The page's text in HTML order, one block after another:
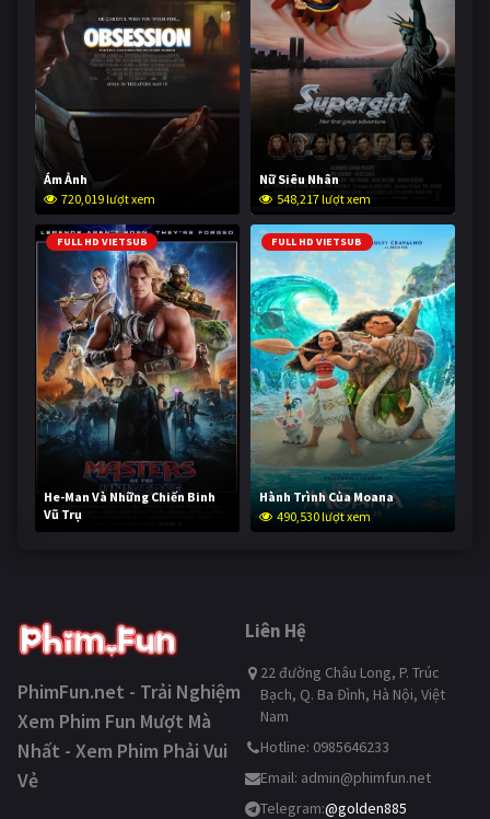
Ám Ảnh
720,019 lượt xem
Nữ Siêu Nhân
548,217 lượt xem
FULL HD VIETSUB
He-Man Và Những Chiến Binh
Vũ Trụ
239,247 lượt xem
FULL HD VIETSUB
Hành Trình Của Moana
490,530 lượt xem
PhimFun.net - Trải Nghiệm
Xem Phim Fun Mượt Mà
Nhất - Xem Phim Phải Vui
Vẻ
Liên Hệ
22 đường Châu Long, P. Trúc
Bạch, Q. Ba Đình, Hà Nội, Việt
Nam
Hotline: 0985646233
Email: admin@phimfun.net
Telegram:@golden885